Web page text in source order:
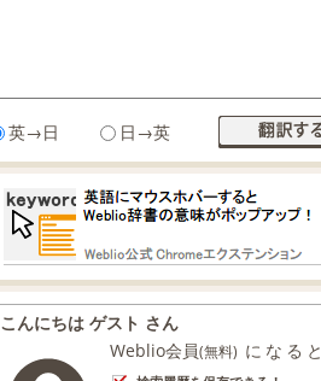
英→日 日→英
こんにちは ゲスト さん
Weblio会員(無料) になると